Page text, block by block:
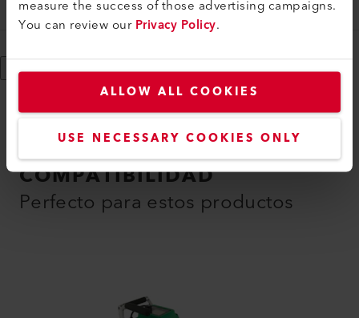
measure the success of those advertising campaigns.
You can review ourPrivacy Policy.
ALLOW ALL COOKIES
USE NECESSARY COOKIES ONLY
162.757
Mostrar más
COMPATIBILIDAD
Perfecto para estos productos